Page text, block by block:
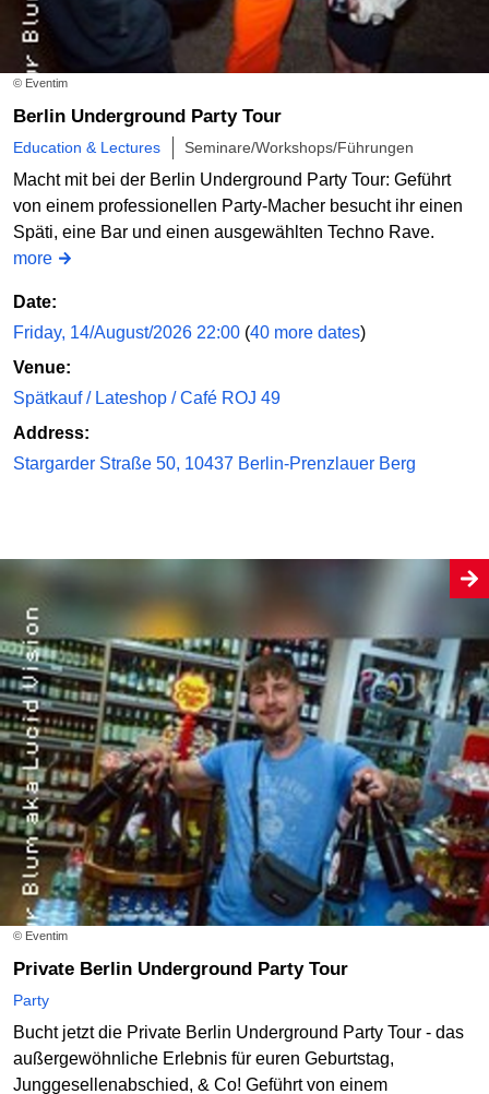
© Eventim
Berlin Underground Party Tour
Education & Lectures Seminare/Workshops/Führungen
Macht mit bei der Berlin Underground Party Tour: Geführt
von einem professionellen Party-Macher besucht ihr einen
Späti, eine Bar und einen ausgewählten Techno Rave.
more
Date:
Friday, 14/August/2026 22:00 (40 more dates)
Venue:
Spätkauf / Lateshop / Café ROJ 49
Address:
Stargarder Straße 50, 10437 Berlin-Prenzlauer Berg
© Eventim
Private Berlin Underground Party Tour
Party
Bucht jetzt die Private Berlin Underground Party Tour - das
außergewöhnliche Erlebnis für euren Geburtstag,
Junggesellenabschied, & Co! Geführt von einem